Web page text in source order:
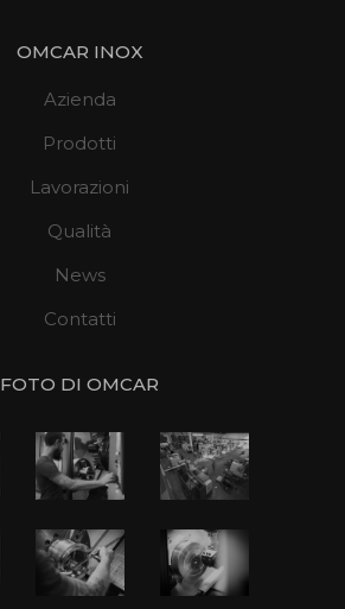
OMCAR INOX
Azienda
Prodotti
Lavorazioni
Qualità
News
Contatti
FOTO DI OMCAR